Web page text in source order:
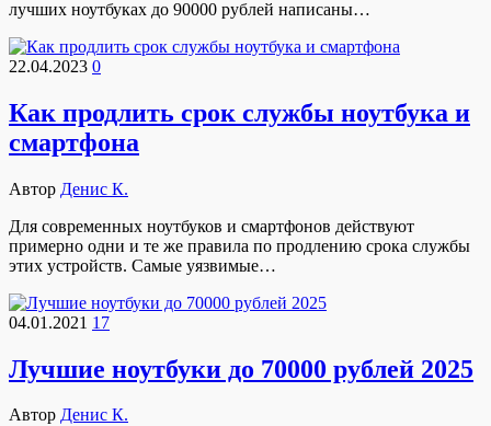
лучших ноутбуках до 90000 рублей написаны…
22.04.2023 0
Как продлить срок службы ноутбука и
смартфона
Автор Денис К.
Для современных ноутбуков и смартфонов действуют
примерно одни и те же правила по продлению срока службы
этих устройств. Самые уязвимые…
04.01.2021 17
Лучшие ноутбуки до 70000 рублей 2025
Автор Денис К.